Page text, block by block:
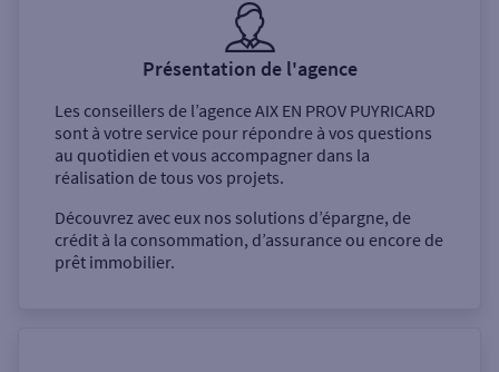
Présentation de l'agence
Les conseillers de l’agenceAIX EN PROV PUYRICARD
sont à votre service pour répondre à vos questions
au quotidien et vous accompagner dans la
réalisation de tous vos projets.
Découvrez avec eux nos solutions d’épargne, de
crédit à la consommation, d’assurance ou encore de
prêt immobilier.